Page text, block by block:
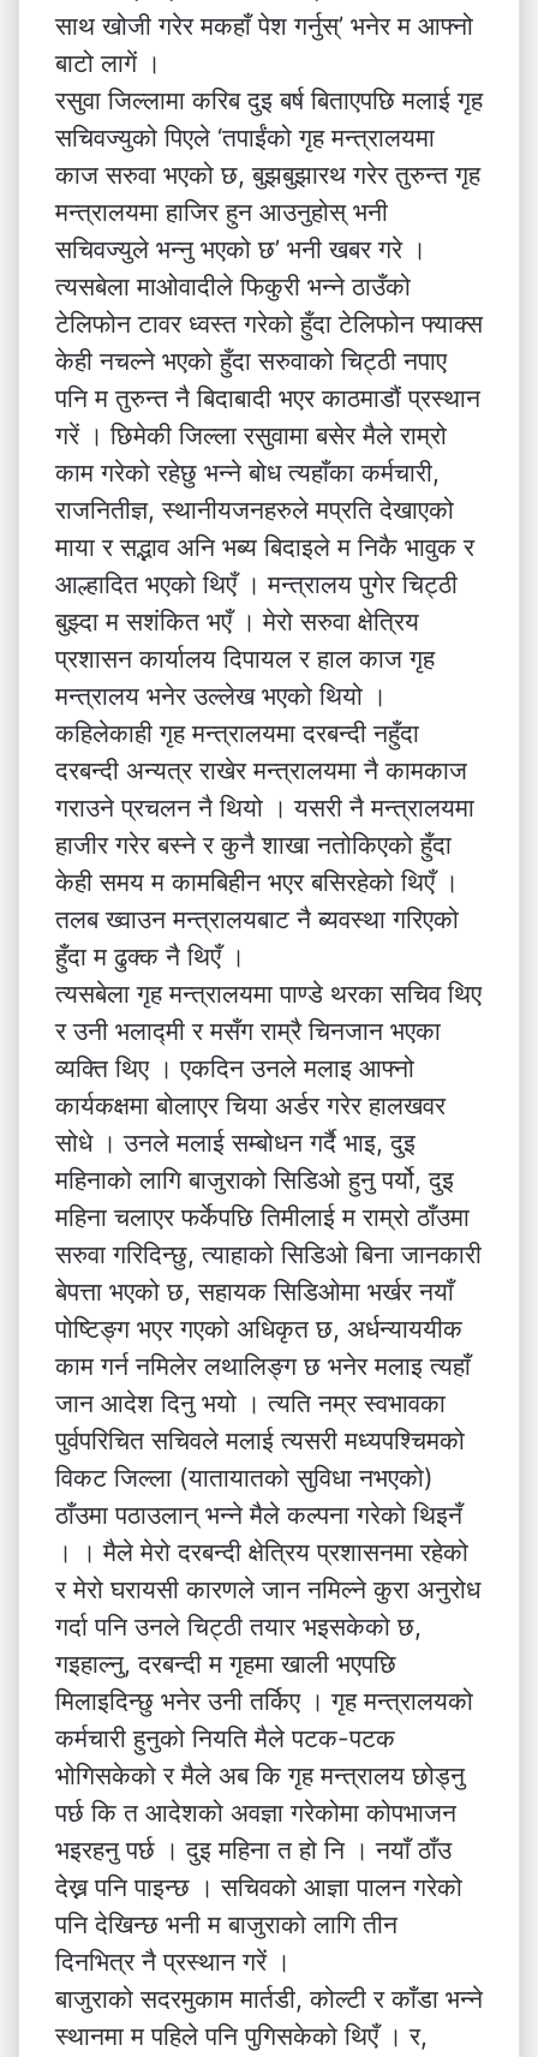
साथ खोजी गरेर मकहाँ पेश गर्नुस्’ भनेर म आफ्नो
बाटो लागें ।
रसुवा जिल्लामा करिब दुइ बर्ष बिताएपछि मलाई गृह
सचिवज्युको पिएले ‘तपाईंको गृह मन्त्रालयमा
काज सरुवा भएको छ, बुझबुझारथ गरेर तुरुन्त गृह
मन्त्रालयमा हाजिर हुन आउनुहोस् भनी
सचिवज्युले भन्नु भएको छ’ भनी खबर गरे ।
त्यसबेला माओवादीले फिकुरी भन्ने ठाउँको
टेलिफोन टावर ध्वस्त गरेको हुँदा टेलिफोन फ्याक्स
केही नचल्ने भएको हुँदा सरुवाको चिट्ठी नपाए
पनि म तुरुन्त नै बिदाबादी भएर काठमाडौं प्रस्थान
गरें । छिमेकी जिल्ला रसुवामा बसेर मैले राम्रो
काम गरेको रहेछु भन्ने बोध त्यहाँका कर्मचारी,
राजनितीज्ञ, स्थानीयजनहरुले मप्रति देखाएको
माया र सद्भाव अनि भब्य बिदाइले म निकै भावुक र
आल्हादित भएको थिएँ । मन्त्रालय पुगेर चिट्ठी
बुझ्दा म सशंकित भएँ । मेरो सरुवा क्षेत्रिय
प्रशासन कार्यालय दिपायल र हाल काज गृह
मन्त्रालय भनेर उल्लेख भएको थियो ।
कहिलेकाही गृह मन्त्रालयमा दरबन्दी नहुँदा
दरबन्दी अन्यत्र राखेर मन्त्रालयमा नै कामकाज
गराउने प्रचलन नै थियो । यसरी नै मन्त्रालयमा
हाजीर गरेर बस्ने र कुनै शाखा नतोकिएको हुँदा
केही समय म कामबिहीन भएर बसिरहेको थिएँ ।
तलब ख्वाउन मन्त्रालयबाट नै ब्यवस्था गरिएको
हुँदा म ढुक्क नै थिएँ ।
त्यसबेला गृह मन्त्रालयमा पाण्डे थरका सचिव थिए
र उनी भलाद्मी र मसँग राम्रै चिनजान भएका
व्यक्ति थिए । एकदिन उनले मलाइ आफ्नो
कार्यकक्षमा बोलाएर चिया अर्डर गरेर हालखवर
सोधे । उनले मलाई सम्बोधन गर्दै भाइ, दुइ
महिनाको लागि बाजुराको सिडिओ हुनु पर्यो, दुइ
महिना चलाएर फर्केपछि तिमीलाई म राम्रो ठाँउमा
सरुवा गरिदिन्छु, त्याहाको सिडिओ बिना जानकारी
बेपत्ता भएको छ, सहायक सिडिओमा भर्खर नयाँ
पोष्टिङ्ग भएर गएको अधिकृत छ, अर्धन्याययीक
काम गर्न नमिलेर लथालिङ्ग छ भनेर मलाइ त्यहाँ
जान आदेश दिनु भयो । त्यति नम्र स्वभावका
पुर्वपरिचित सचिवले मलाई त्यसरी मध्यपश्चिमको
विकट जिल्ला (यातायातको सुविधा नभएको)
ठाँउमा पठाउलान् भन्ने मैले कल्पना गरेको थिइनँ
। । मैले मेरो दरबन्दी क्षेत्रिय प्रशासनमा रहेको
र मेरो घरायसी कारणले जान नमिल्ने कुरा अनुरोध
गर्दा पनि उनले चिट्ठी तयार भइसकेको छ,
गइहाल्नु, दरबन्दी म गृहमा खाली भएपछि
मिलाइदिन्छु भनेर उनी तर्किए । गृह मन्त्रालयको
कर्मचारी हुनुको नियति मैले पटक-पटक
भोगिसकेको र मैले अब कि गृह मन्त्रालय छोड्नु
पर्छ कि त आदेशको अवज्ञा गरेकोमा कोपभाजन
भइरहनु पर्छ । दुइ महिना त हो नि । नयाँ ठाँउ
देख्न पनि पाइन्छ । सचिवको आज्ञा पालन गरेको
पनि देखिन्छ भनी म बाजुराको लागि तीन
दिनभित्र नै प्रस्थान गरें ।
बाजुराको सदरमुकाम मार्तडी, कोल्टी र काँडा भन्ने
स्थानमा म पहिले पनि पुगिसकेको थिएँ । र,